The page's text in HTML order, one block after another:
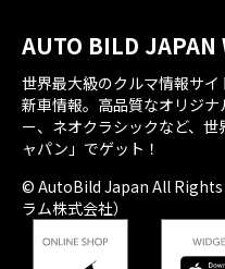
AUTO BILD JAPAN
世界最大級のクルマ情報サ
新車情報。高品質なオリジ
ー、ネオクラシックなど、
ャパン」でゲット！
© AutoBild Japan All Rights
ラム株式会社）